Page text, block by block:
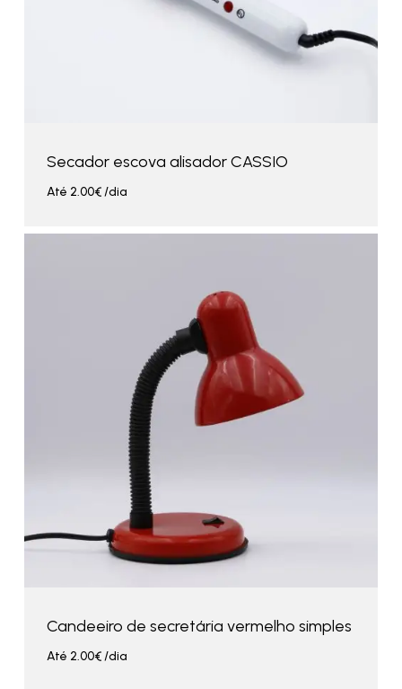
Secador escova alisador CASSIO
Até 2.00€/dia
Candeeiro de secretária vermelho simples
Até 2.00€/dia